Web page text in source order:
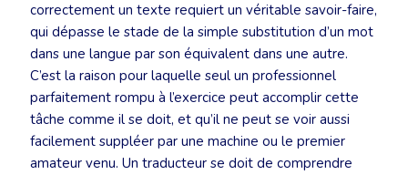
correctement un texte requiert un véritable savoir-faire,
qui dépasse le stade de la simple substitution d’un mot
dans une langue par son équivalent dans une autre.
C’est la raison pour laquelle seul un professionnel
parfaitement rompu à l’exercice peut accomplir cette
tâche comme il se doit, et qu’il ne peut se voir aussi
facilement suppléer par une machine ou le premier
amateur venu. Un traducteur se doit de comprendre